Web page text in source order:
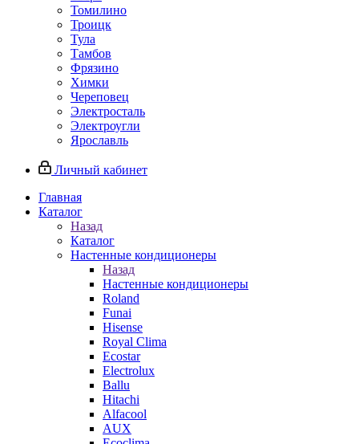
Томилино
Троицк
Тула
Тамбов
Фрязино
Химки
Череповец
Электросталь
Электроугли
Ярославль
Личный кабинет
Главная
Каталог
Назад
Каталог
Настенные кондиционеры
Назад
Настенные кондиционеры
Roland
Funai
Hisense
Royal Clima
Ecostar
Electrolux
Ballu
Hitachi
Alfacool
AUX